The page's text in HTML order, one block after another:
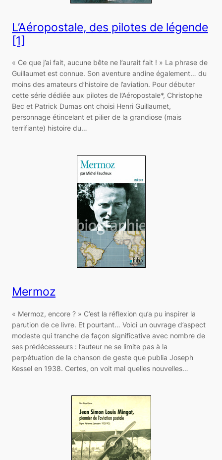
L’Aéropostale, des pilotes de légende
[1]
« Ce que j’ai fait, aucune bête ne l’aurait fait ! » La phrase de
Guillaumet est connue. Son aventure andine également… du
moins des amateurs d’histoire de l’aviation. Pour débuter
cette série dédiée aux pilotes de l’Aéropostale*, Christophe
Bec et Patrick Dumas ont choisi Henri Guillaumet,
personnage étincelant et pilier de la grandiose (mais
terrifiante) histoire du…
Mermoz
« Mermoz, encore ? » C’est la réflexion qu’a pu inspirer la
parution de ce livre. Et pourtant… Voici un ouvrage d’aspect
modeste qui tranche de façon significative avec nombre de
ses prédécesseurs : l’auteur ne se limite pas à la
perpétuation de la chanson de geste que publia Joseph
Kessel en 1938. Certes, on voit mal quelles nouvelles…